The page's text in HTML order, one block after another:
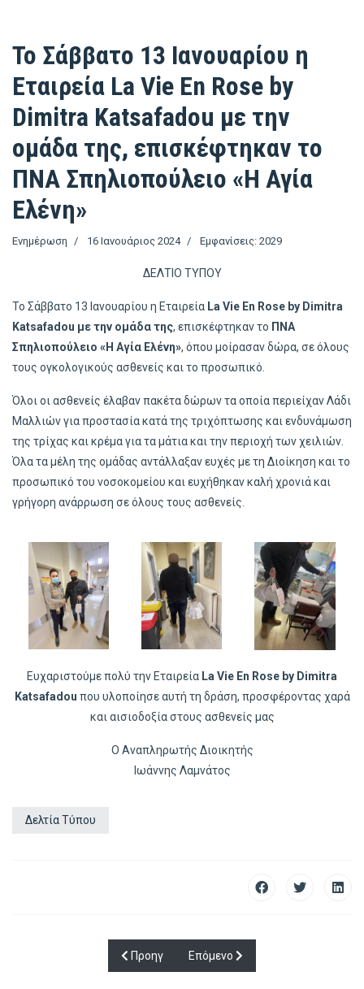
Το Σάββατο 13 Ιανουαρίου η
Εταιρεία La Vie En Rose by
Dimitra Katsafadou με την
ομάδα της, επισκέφτηκαν το
ΠΝΑ Σπηλιοπούλειο «Η Αγία
Ελένη»
Ενημέρωση 16 Ιανουάριος 2024 Εμφανίσεις: 2029
ΔΕΛΤΙΟ ΤΥΠΟΥ
Το Σάββατο 13 Ιανουαρίου η Εταιρεία La Vie En Rose by Dimitra
Katsafadou με την ομάδα της, επισκέφτηκαν το ΠΝΑ
Σπηλιοπούλειο «Η Αγία Ελένη», όπου μοίρασαν δώρα, σε όλους
τους ογκολογικούς ασθενείς και το προσωπικό.
Όλοι οι ασθενείς έλαβαν πακέτα δώρων τα οποία περιείχαν Λάδι
Μαλλιών για προστασία κατά της τριχόπτωσης και ενδυνάμωση
της τρίχας και κρέμα για τα μάτια και την περιοχή των χειλιών.
Όλα τα μέλη της ομάδας αντάλλαξαν ευχές με τη Διοίκηση και το
προσωπικό του νοσοκομείου και ευχήθηκαν καλή χρονιά και
γρήγορη ανάρρωση σε όλους τους ασθενείς.
Ευχαριστούμε πολύ την Εταιρεία La Vie En Rose by Dimitra
Katsafadou που υλοποίησε αυτή τη δράση, προσφέροντας χαρά
και αισιοδοξία στους ασθενείς μας
Ο Αναπληρωτής Διοικητής
Ιωάννης Λαμνάτος
Δελτία Τύπου
Προηγούμενο άρθρο: Πρόσκληση Εκδήλωσης
Προηγ Επόμενο άρθρο: Την Παρασκευή
Επόμενο